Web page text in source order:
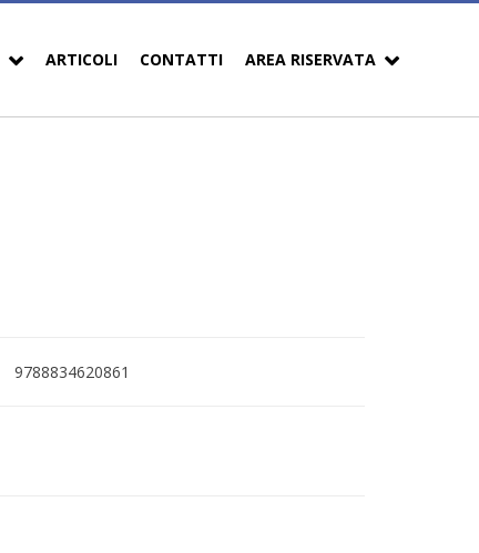
ARTICOLI CONTATTI AREA RISERVATA
9788834620861